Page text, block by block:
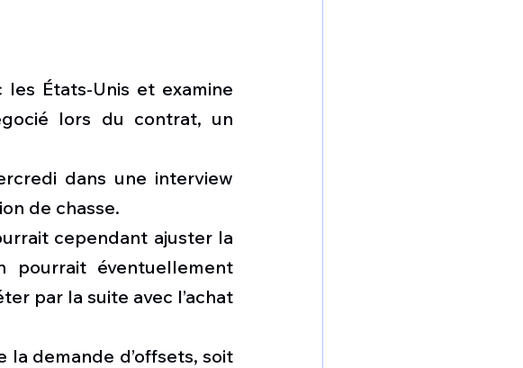
États-Unis et examine
lors du contrat, un
dans une interview
de chasse.
cependant ajuster la
pourrait éventuellement
par la suite avec l’achat
la demande d’offsets, soit